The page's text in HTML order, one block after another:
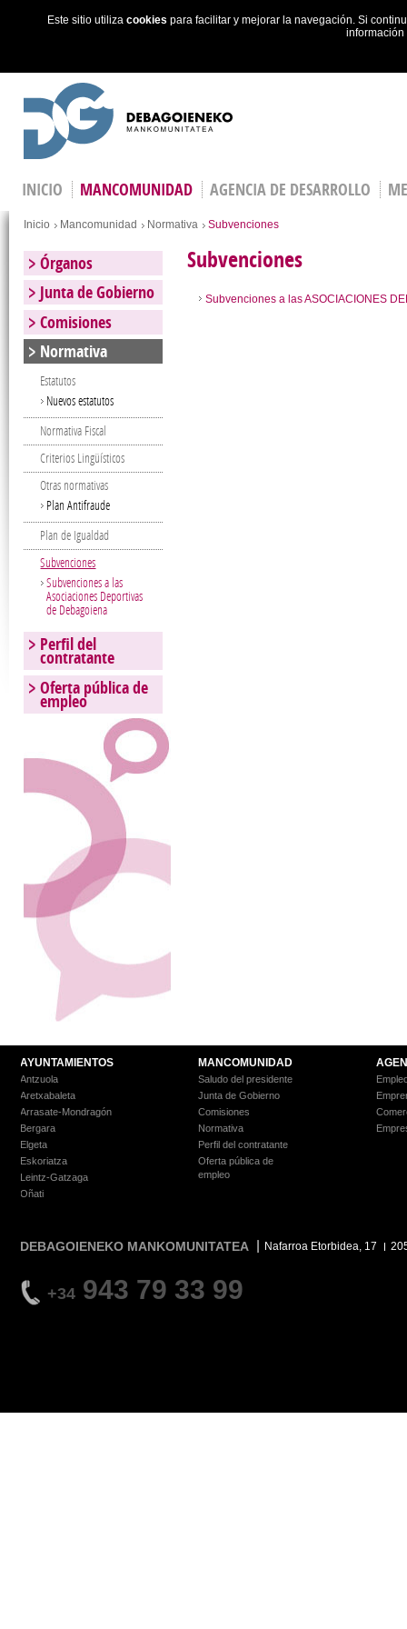
Este sitio utiliza cookies para facilitar y mejorar la navegación. Si
INICIO MANCOMUNIDAD AGENCIA DE DESARROLLO
You are here
Inicio Mancomunidad Normativa Subvenciones
Subvenciones
Subvenciones a las ASOCIACIONES
Órganos
Junta de Gobierno
Comisiones
Normativa
Estatutos
Nuevos estatutos
Normativa Fiscal
Criterios Lingüísticos
Otras normativas
Plan Antifraude
Plan de Igualdad
Subvenciones
Subvenciones a las
Asociaciones Deportivas
de Debagoiena
Perfil del
contratante
Oferta pública de
empleo
AYUNTAMIENTOS
Antzuola
Aretxabaleta
Arrasate-Mondragón
Bergara
Elgeta
Eskoriatza
Leintz-Gatzaga
Oñati
MANCOMUNIDAD
Saludo del presidente
Junta de Gobierno
Comisiones
Normativa
Perfil del contratante
Oferta pública de
empleo
DEBAGOIENEKO MANKOMUNITATEA Nafarroa Etorbidea, 17
+34 943 79 33 99